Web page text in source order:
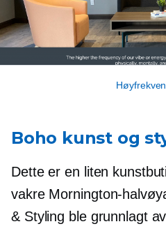
Boho kunst og
Dette er en liten
vakre Mornington-
& Styling ble grunnlagt